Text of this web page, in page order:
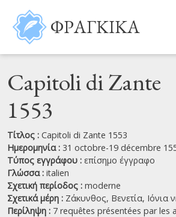
Παράκαμψη προς το κυρίως
ΦΡΑΓΚΙΚΑ
Capitoli di Zante
1553
Τίτλος : Capitoli di Zante 1553
Ημερομηνία : 31 octobre-19 décembre
Τύπος εγγράφου : επίσημο έγγραφο
Γλώσσα : italien
Σχετική περίοδος : moderne
Σχετικά μέρη : Ζάκυνθος, Βενετία, Ιόνια
Περίληψη : 7 requêtes présentées par les